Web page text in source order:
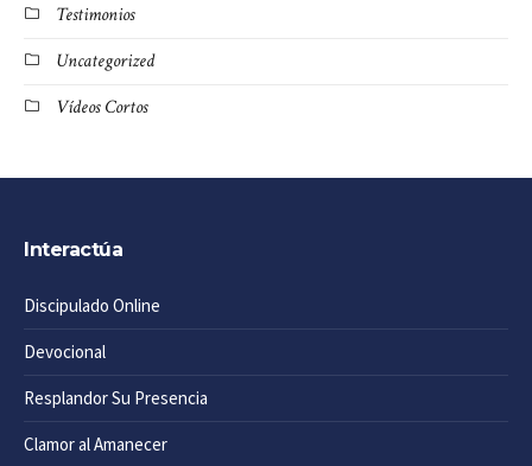
Testimonios
Uncategorized
Vídeos Cortos
Interactúa
Discipulado Online
Devocional
Resplandor Su Presencia
Clamor al Amanecer